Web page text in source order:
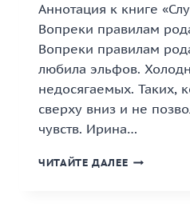
Аннотация к книге
Вопреки правилам
Вопреки правилам
любила эльфов.
недосягаемых. Таких,
сверху вниз и не
чувств. Ирина…
ЧИТАЙТЕ ДАЛЕЕ